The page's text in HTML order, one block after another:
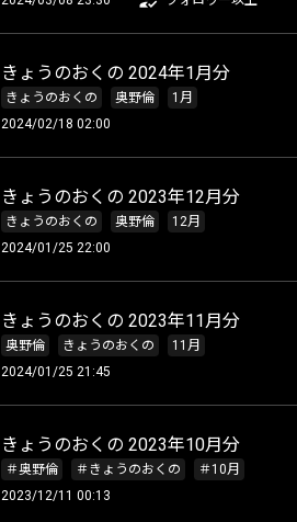
きょうのおくの 2024年1月分
きょうのおくの 奥野倫
1月
2024/02/18 02:00
きょうのおくの 2023年12月分
きょうのおくの 奥野倫
12月
2024/01/25 22:00
きょうのおくの 2023年11月分
奥野倫 きょうのおくの
11月
2024/01/25 21:45
きょうのおくの 2023年10月分
＃奥野倫 ＃きょうのおくの
＃10月
2023/12/11 00:13